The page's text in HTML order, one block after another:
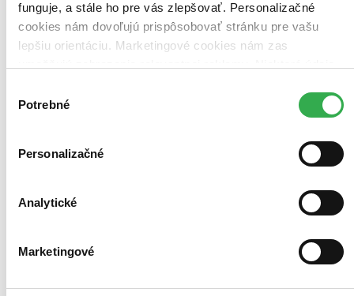
funguje, a stále ho pre vás zlepšovať. Personalizačné
cookies nám dovoľujú prispôsobovať stránku pre vašu
lepšiu orientáciu. Marketingové cookies nám zas
keby sme mohli používať všetky tieto cookies. Ďakujeme!
súhlasu
Potrebné
Personalizačné
Analytické
Marketingové
Bestsellery
Top hodnotené
Novinky